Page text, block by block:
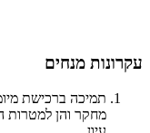
עקרונות מנחים
תמיכה ברכישת
מחקר והן למטרות